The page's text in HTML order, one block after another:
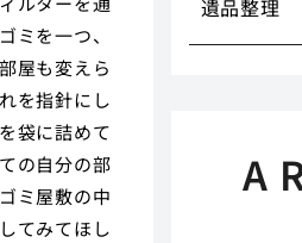
を一つ、
屋も変えら
を指針にし
袋に詰めて
の自分の部
ミ屋敷の中
てみてほし
遺品整理